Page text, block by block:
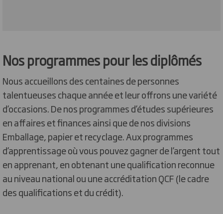
Nos programmes pour les diplômés
Nous accueillons des centaines de personnes
talentueuses chaque année et leur offrons une variété
d’occasions. De nos programmes d’études supérieures
en affaires et finances ainsi que de nos divisions
Emballage, papier et recyclage. Aux programmes
d’apprentissage où vous pouvez gagner de l’argent tout
en apprenant, en obtenant une qualification reconnue
au niveau national ou une accréditation QCF (le cadre
des qualifications et du crédit).